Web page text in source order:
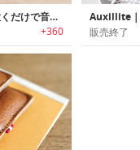
Trippy｜スマホを置くだけで音楽再生可能なポータブルワイヤレススピーカー「トリッピー」
+360 販売終了